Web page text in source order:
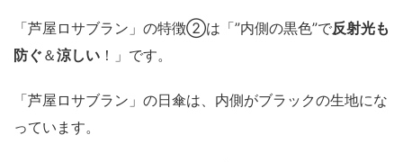
「芦屋ロサブラン」の特徴②は「”内側の黒色”で反射光も
防ぐ ＆涼しい ！」です。
「芦屋ロサブラン」の日傘は、内側がブラックの生地にな
っています。